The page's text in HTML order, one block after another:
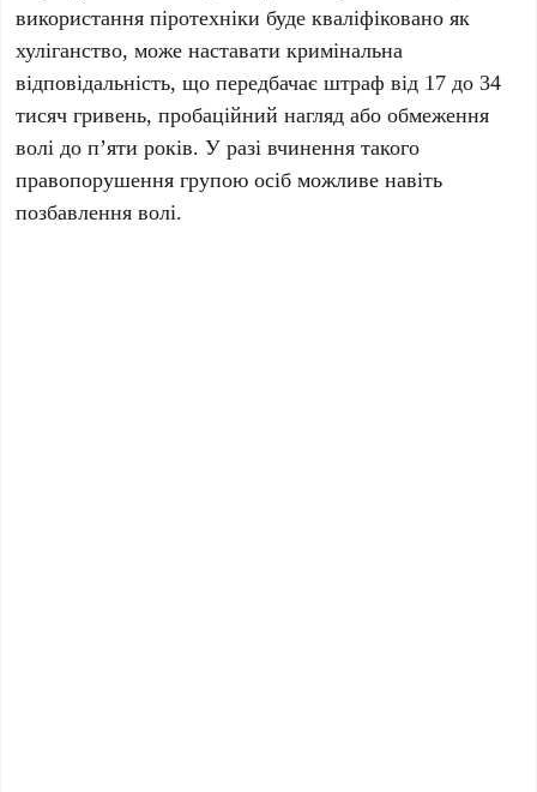
використання піротехніки буде кваліфіковано як
хуліганство, може наставати кримінальна
відповідальність, що передбачає штраф від 17 до 34
тисяч гривень, пробаційний нагляд або обмеження
волі доп’яти років. У разі вчинення такого
правопорушення групою осіб можливе навіть
позбавлення волі.